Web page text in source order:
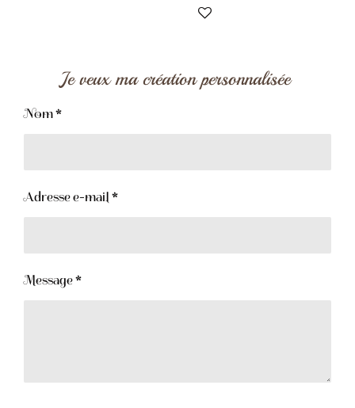
Je veux ma création personnalisée
Nom *
Adresse e-mail *
Message *